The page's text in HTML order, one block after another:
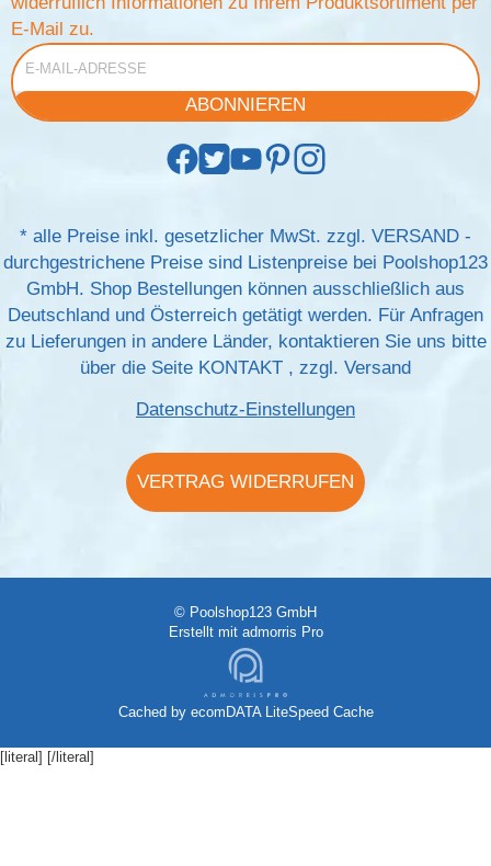
E-Mail zu.
E-Mail-Adresse
ABONNIEREN
* alle Preise inkl. gesetzlicher MwSt. zzgl. VERSAND -
durchgestrichene Preise sind Listenpreise bei Poolshop123
GmbH. Shop Bestellungen können ausschließlich aus
Deutschland und Österreich getätigt werden. Für Anfragen
zu Lieferungen in andere Länder, kontaktieren Sie uns bitte
über die Seite KONTAKT , zzgl. Versand
Datenschutz-Einstellungen
VERTRAG WIDERRUFEN
© Poolshop123 GmbH
Erstellt mit admorris Pro
Cached by ecomDATA LiteSpeed Cache
[literal] [/literal]